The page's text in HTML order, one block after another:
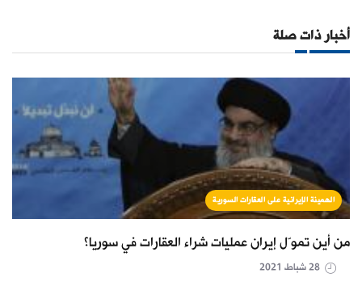
أخبار ذات صلة
الهمينة الإيرانية على العقارات السورية
من أين تموّل إيران عمليات شراء العقارات في سوريا؟